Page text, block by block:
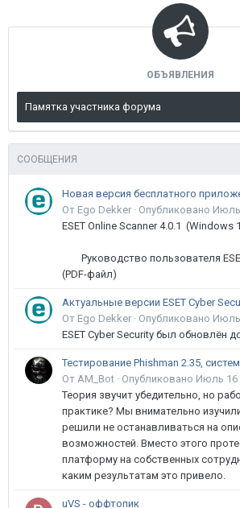
ОБЪЯВЛЕНИЯ
Памятка участника форума
СООБЩЕНИЯ
От Ego Dekker · Опубликовано
ESET Online Scanner 4.0.1 (Windows
Руководство пользователя
(PDF-файл)
Актуальные версии ESET Cyber
От Ego Dekker · Опубликовано
ESET Cyber Security был обновлён
От AM_Bot · Опубликовано Июль 16
Теория звучит убедительно, но
практике? Мы внимательно
решили не останавливаться на
возможностей. Вместо этого
платформу на собственных
каким результатам это привело.
uVS - оффтопик